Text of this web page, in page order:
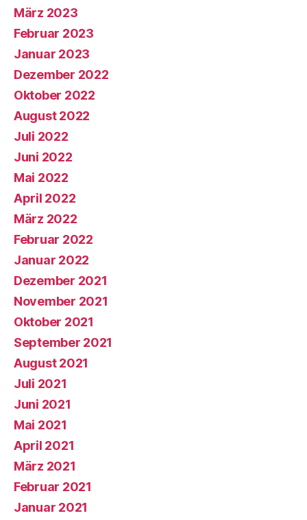
März 2023
Februar 2023
Januar 2023
Dezember 2022
Oktober 2022
August 2022
Juli 2022
Juni 2022
Mai 2022
April 2022
März 2022
Februar 2022
Januar 2022
Dezember 2021
November 2021
Oktober 2021
September 2021
August 2021
Juli 2021
Juni 2021
Mai 2021
April 2021
März 2021
Februar 2021
Januar 2021